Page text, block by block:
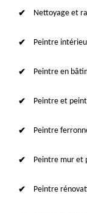
Nettoyage et
Peintre
Peintre en
Peintre et
Peintre
Peintre mur et
Peintre